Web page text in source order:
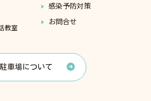
教室
感染予防対策
お問合せ
車場について